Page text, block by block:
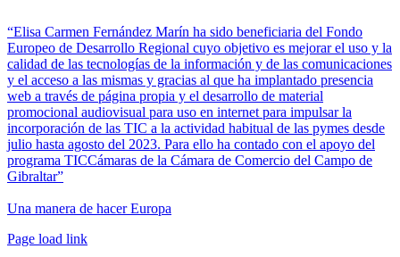
“Elisa Carmen Fernández Marín ha sido beneficiaria del Fondo
Europeo de Desarrollo Regional cuyo objetivo es mejorar el uso y la
calidad de las tecnologías de la información y de las comunicaciones
y el acceso a las mismas y gracias al que ha implantado presencia
web a través de página propia y el desarrollo de material
promocional audiovisual para uso en internet para impulsar la
incorporación de las TIC a la actividad habitual de las pymes desde
julio hasta agosto del 2023. Para ello ha contado con el apoyo del
programa TICCámaras de la Cámara de Comercio del Campo de
Gibraltar”
Una manera de hacer Europa
Facebook
Twitter
Instagram
Pinterest
Page load link